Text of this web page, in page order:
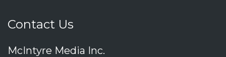
Contact Us
McIntyre Media Inc.